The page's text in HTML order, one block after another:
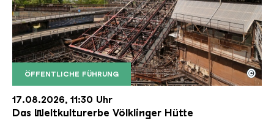
ÖFFENTLICHE FÜHRUNG
Der Erzschrägaufzug der Völklinger Hütte mit
Copyright: Weltkulturerbe Völklinger Hütte | Karl
©
17.08.2026, 11:30 Uhr
Das Weltkulturerbe Völklinger Hütte